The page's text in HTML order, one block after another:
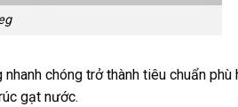
chóng trở thành tiêu chuẩn
gạt nước.